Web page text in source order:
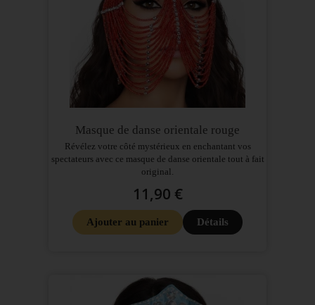
Masque de danse orientale rouge
Révélez votre côté mystérieux en enchantant vos
spectateurs avec ce masque de danse orientale tout à fait
original.
11,90 €
Ajouter au panier Détails